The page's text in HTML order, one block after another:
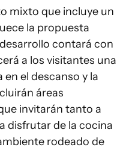
mixto que incluye un
la propuesta
contará con
a los visitantes una
el descanso y la
áreas
invitarán tanto a
disfrutar de la cocina
rodeado de